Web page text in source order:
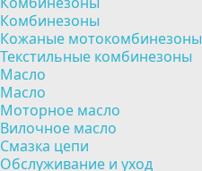
Комбинезоны
Кожаные мотокомбинезоны
Текстильные комбинезоны
Масло
Масло
Моторное масло
Вилочное масло
Смазка цепи
Обслуживание и уход